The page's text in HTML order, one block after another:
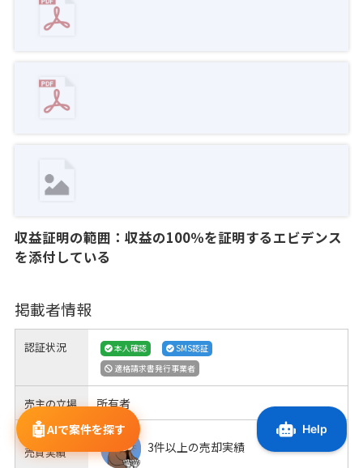
収益証明の範囲：収益の100％を証明するエビデンス
を添付している
掲載者情報
認証状況 本人確認
SMS認証
適格請求書発行事業者
売主の立場 所有者
ラッコM&A
売買実績
3件以上の売却実績
🤖AIで案件を探す